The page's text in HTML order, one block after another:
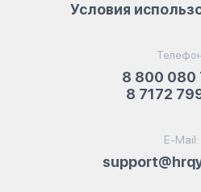
8 800 080
8 7172
E-Mail:
Условия